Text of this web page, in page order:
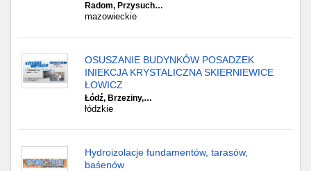
Radom, Przysuch…
mazowieckie
OSUSZANIE BUDYNKÓW POSADZEK
INIEKCJA KRYSTALICZNA SKIERNIEWICE
ŁOWICZ
Łódź, Brzeziny,…
łódzkie
Hydroizolacje fundamentów, tarasów,
baśenów